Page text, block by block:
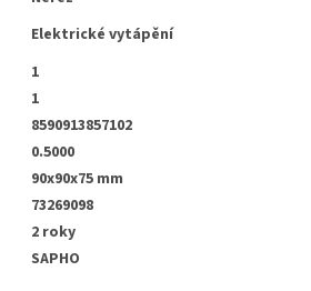
Elektrické vytápění
1
1
8590913857102
0.5000
90x90x75 mm
73269098
2 roky
SAPHO